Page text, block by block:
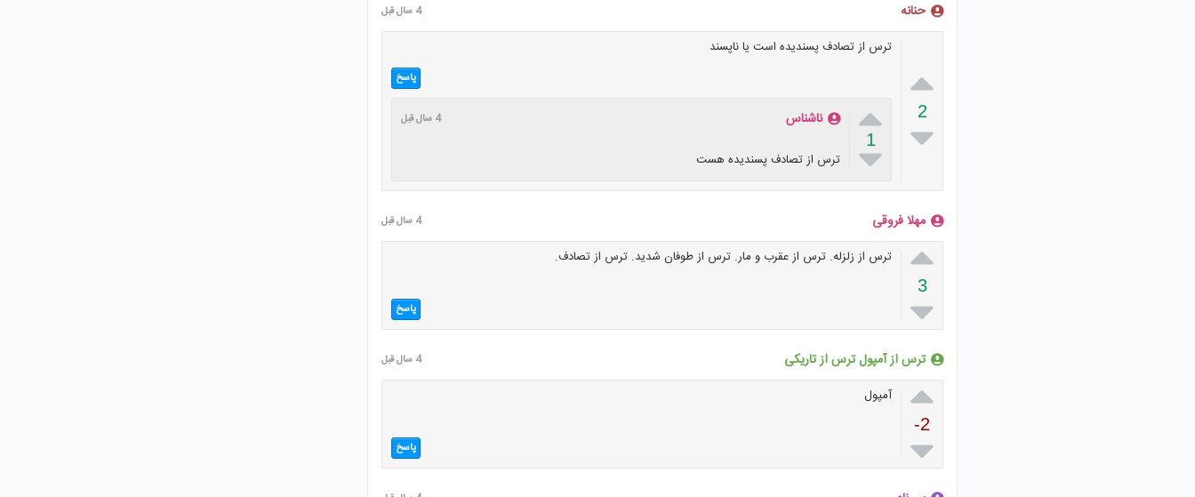
حنانه 4 سال قبل

2

ترس از تصادف پسندیده است یا ناپسند
پاسخ

1

ناشناس 4 سال قبل
ترس از تصادف پسندیده هست
مهلا فروقی 4 سال قبل

3

ترس از زلزله. ترس از عقرب و مار. ترس از طوفان شدید. ترس از تصادف.
پاسخ
ترس از آمپول ترس از تاریکی 4 سال قبل

-2

آمپول
پاسخ